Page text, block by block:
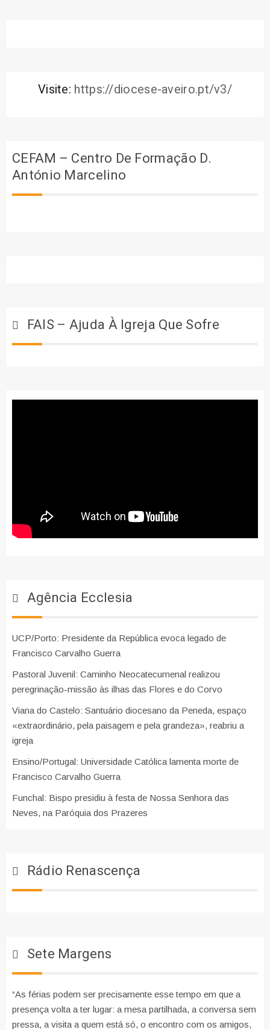
Visite: https://diocese-aveiro.pt/v3/
CEFAM – Centro De Formação D.
António Marcelino
FAIS – Ajuda À Igreja Que Sofre
Agência Ecclesia
UCP/Porto: Presidente da República evoca legado de
Francisco Carvalho Guerra
Pastoral Juvenil: Caminho Neocatecumenal realizou
peregrinação-missão às ilhas das Flores e do Corvo
Viana do Castelo: Santuário diocesano da Peneda, espaço
«extraordinário, pela paisagem e pela grandeza», reabriu a
igreja
Ensino/Portugal: Universidade Católica lamenta morte de
Francisco Carvalho Guerra
Funchal: Bispo presidiu à festa de Nossa Senhora das
Neves, na Paróquia dos Prazeres
Rádio Renascença
Sete Margens
“As férias podem ser precisamente esse tempo em que a
presença volta a ter lugar: a mesa partilhada, a conversa sem
pressa, a visita a quem está só, o encontro com os amigos,